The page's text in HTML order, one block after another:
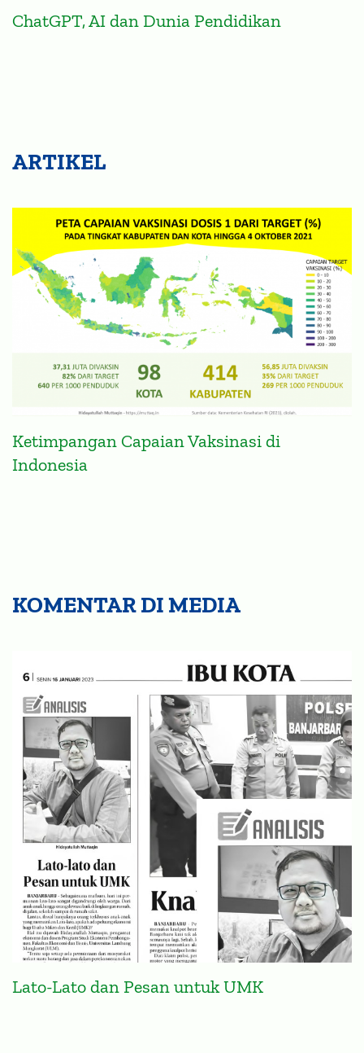
ChatGPT, AI dan Dunia Pendidikan
ARTIKEL
Ketimpangan Capaian Vaksinasi di
Indonesia
KOMENTAR DI MEDIA
Lato-Lato dan Pesan untuk UMK